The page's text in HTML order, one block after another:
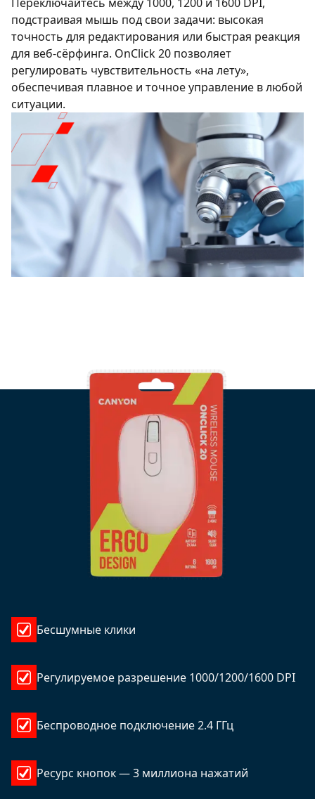
подстраивая мышь под свои задачи: высокая
точность для редактирования или быстрая реакция
для веб-сёрфинга. OnClick 20 позволяет
регулировать чувствительность «на лету»,
обеспечивая плавное и точное управление в любой
ситуации.
Бесшумные клики
Регулируемое разрешение 1000/1200/1600 DPI
Беспроводное подключение 2.4 ГГц
Ресурс кнопок — 3 миллиона нажатий